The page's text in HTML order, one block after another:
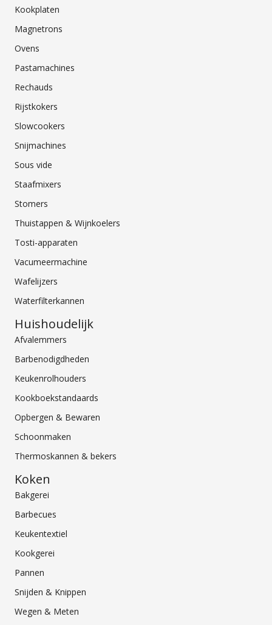
Kookplaten
Magnetrons
Ovens
Pastamachines
Rechauds
Rijstkokers
Slowcookers
Snijmachines
Sous vide
Staafmixers
Stomers
Thuistappen & Wijnkoelers
Tosti-apparaten
Vacumeermachine
Wafelijzers
Waterfilterkannen
Huishoudelijk
Afvalemmers
Barbenodigdheden
Keukenrolhouders
Kookboekstandaards
Opbergen & Bewaren
Schoonmaken
Thermoskannen & bekers
Koken
Bakgerei
Barbecues
Keukentextiel
Kookgerei
Pannen
Snijden & Knippen
Wegen & Meten